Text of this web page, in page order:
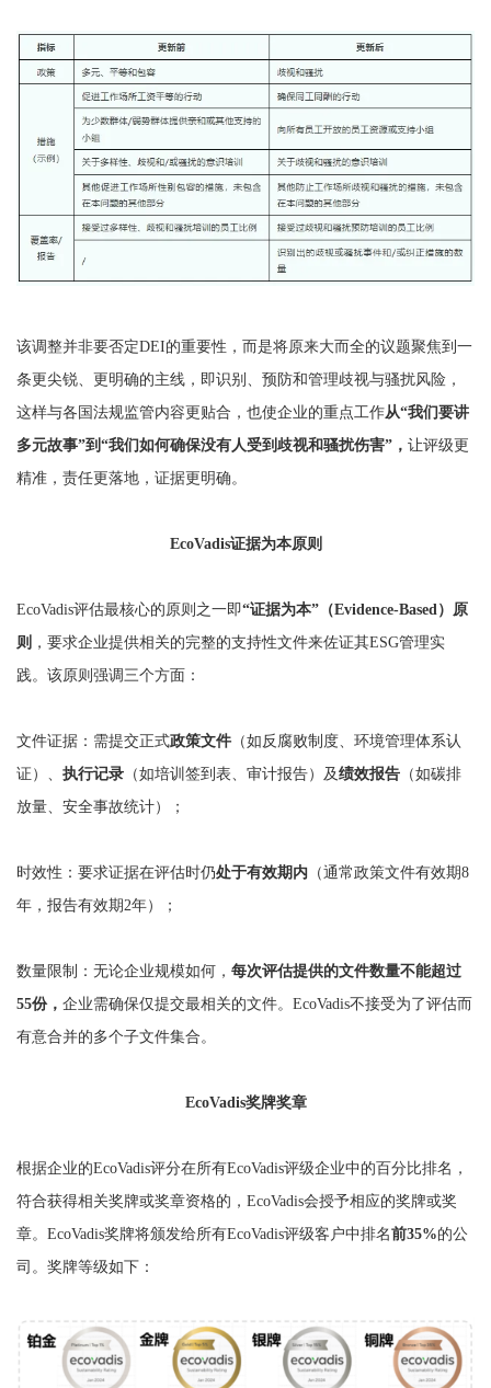
该调整并非要否定DEI的重要性，而是将原来大而全的议题聚焦到一
条更尖锐、更明确的主线，即识别、预防和管理歧视与骚扰风险，
这样与各国法规监管内容更贴合，也使企业的重点工作从“我们要讲
多元故事”到“我们如何确保没有人受到歧视和骚扰伤害”， 让评级更
精准，责任更落地，证据更明确。
EcoVadis证据为本原则
EcoVadis评估最核心的原则之一即“证据为本”（Evidence-Based）原
则 ，要求企业提供相关的完整的支持性文件来佐证其ESG管理实
践。该原则强调三个方面：
文件证据：需提交正式政策文件 （如反腐败制度、环境管理体系认
证）、 执行记录 （如培训签到表、审计报告）及绩效报告 （如碳排
放量、安全事故统计）；
时效性：要求证据在评估时仍处于有效期内 （通常政策文件有效期8
年，报告有效期2年）；
数量限制：无论企业规模如何， 每次评估提供的文件数量不能超过
55份， 企业需确保仅提交最相关的文件。EcoVadis不接受为了评估而
有意合并的多个子文件集合。
EcoVadis奖牌奖章
根据企业的EcoVadis评分在所有EcoVadis评级企业中的百分比排名，
符合获得相关奖牌或奖章资格的，EcoVadis会授予相应的奖牌或奖
章。EcoVadis奖牌将颁发给所有EcoVadis评级客户中排名前35%的公
司。奖牌等级如下：